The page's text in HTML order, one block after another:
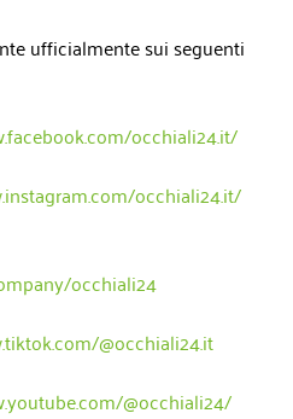
ufficialmente sui seguenti
occhiali24.it/
occhiali24.it/
occhiali24
@occhiali24.it
@occhiali24/